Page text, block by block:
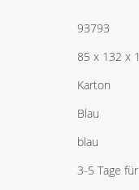
93793
85 x 132 x
Karton
Blau
blau
3-5 Tage